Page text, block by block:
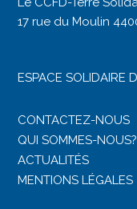
17 rue du Moulin
ESPACE SOLIDAIRE
CONTACTEZ-NOUS
QUI SOMMES-NOUS?
ACTUALITÉS
MENTIONS LÉGALES